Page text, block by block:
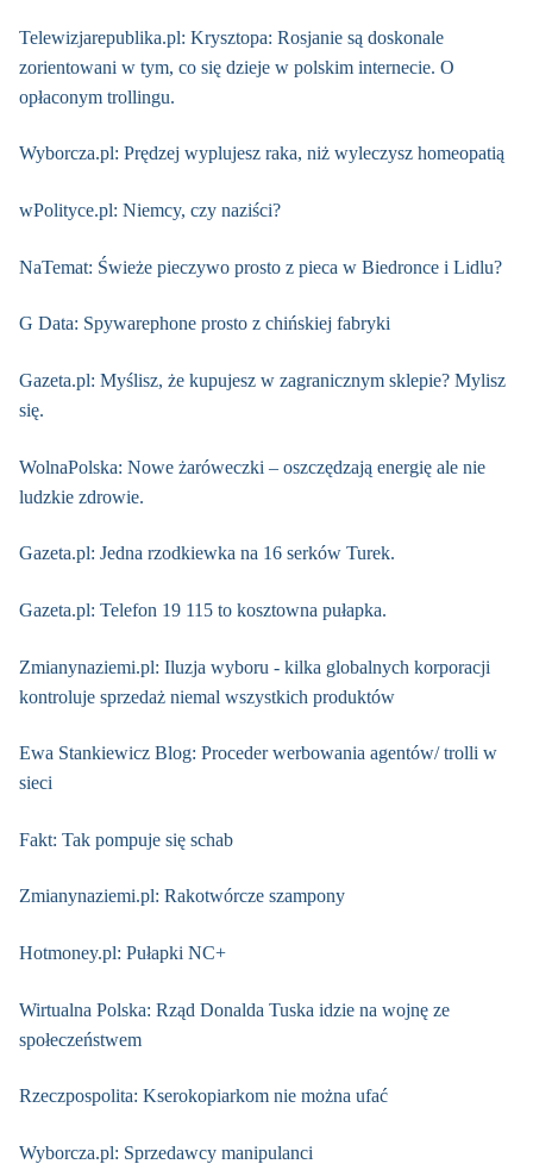
Telewizjarepublika.pl: Krysztopa: Rosjanie są doskonale
zorientowani w tym, co się dzieje w polskim internecie. O
opłaconym trollingu.
Wyborcza.pl: Prędzej wyplujesz raka, niż wyleczysz homeopatią
wPolityce.pl: Niemcy, czy naziści?
NaTemat: Świeże pieczywo prosto z pieca w Biedronce i Lidlu?
G Data: Spywarephone prosto z chińskiej fabryki
Gazeta.pl: Myślisz, że kupujesz w zagranicznym sklepie? Mylisz
się.
WolnaPolska: Nowe żaróweczki – oszczędzają energię ale nie
ludzkie zdrowie.
Gazeta.pl: Jedna rzodkiewka na 16 serków Turek.
Gazeta.pl: Telefon 19 115 to kosztowna pułapka.
Zmianynaziemi.pl: Iluzja wyboru - kilka globalnych korporacji
kontroluje sprzedaż niemal wszystkich produktów
Ewa Stankiewicz Blog: Proceder werbowania agentów/ trolli w
sieci
Fakt: Tak pompuje się schab
Zmianynaziemi.pl: Rakotwórcze szampony
Hotmoney.pl: Pułapki NC+
Wirtualna Polska: Rząd Donalda Tuska idzie na wojnę ze
społeczeństwem
Rzeczpospolita: Kserokopiarkom nie można ufać
Wyborcza.pl: Sprzedawcy manipulanci